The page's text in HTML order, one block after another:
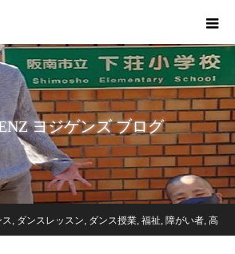
ヨジゲンズ ブログ
ス, ダンスレッスン, ダンス授業, 福祉, 障がい者, 高